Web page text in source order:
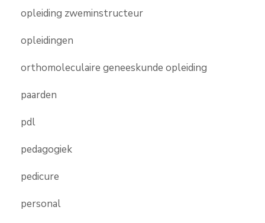
opleiding zweminstructeur
opleidingen
orthomoleculaire geneeskunde opleiding
paarden
pdl
pedagogiek
pedicure
personal